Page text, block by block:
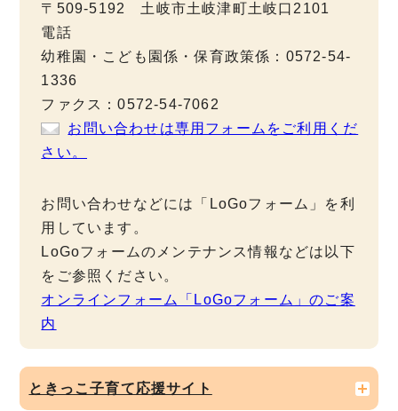
〒509-5192 土岐市土岐津町土岐口2101
電話
幼稚園・こども園係・保育政策係：0572-54-
1336
ファクス：0572-54-7062
お問い合わせは専用フォームをご利用くだ
さい。
お問い合わせなどには「LoGoフォーム」を利
用しています。
LoGoフォームのメンテナンス情報などは以下
をご参照ください。
オンラインフォーム「LoGoフォーム」のご案
内
ときっこ子育て応援サイト